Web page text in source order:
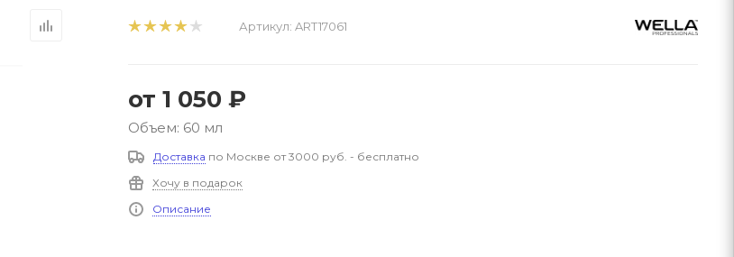
Артикул: ART17061
от 1 050 ₽
Объем: 60 мл
Доставка по Москве от 3000 руб. - бесплатно
Хочу в подарок
Описание